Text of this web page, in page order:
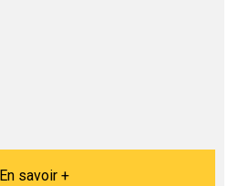
En savoir +